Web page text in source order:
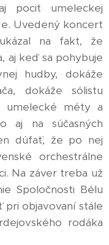
pocit umeleckej
Uvedený koncert
na fakt, že
aj keď sa pohybuje
hudby, dokáže
dokáže sólistu
umelecké méty a
aj na súčasných
dúfať, že po nej
orchestrálne
Na záver treba už
Spoločnosti Bélu
pri objavovaní stále
rodáka